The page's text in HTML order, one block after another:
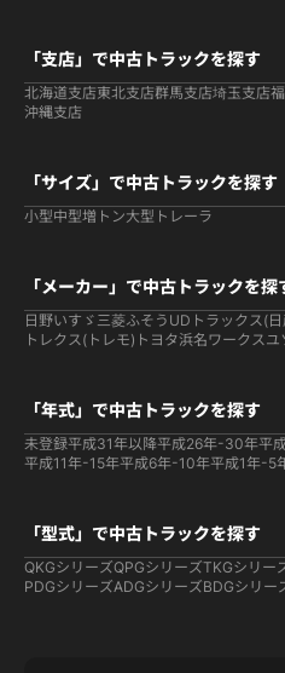
「支店」で中古トラックを探す
北海道支店東北支店群馬支店埼玉支店
沖縄支店
「サイズ」で中古トラックを探す
小型中型増トン大型 トレーラ
「メーカー」で中古トラックを探
日野いすゞ 三菱ふそう UDトラックス(日
トレクス(トレモ) トヨタ浜名ワークスユ
「年式」で中古トラックを探す
未登録平成31年以降平成26年-30年平
平成11年-15年平成6年-10年平成1年-5
「型式」で中古トラックを探す
QKGシリーズQPGシリーズTKGシリー
PDGシリーズADGシリーズBDGシリー